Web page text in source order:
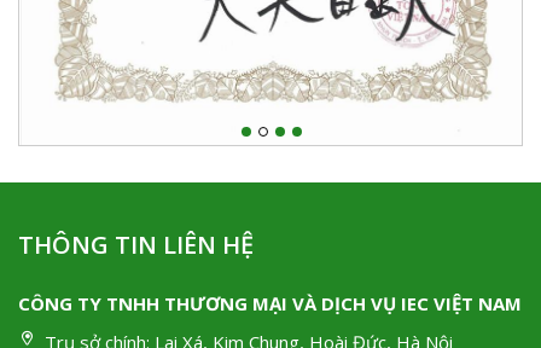
THÔNG TIN LIÊN HỆ
CÔNG TY TNHH THƯƠNG MẠI VÀ DỊCH VỤ IEC VIỆT NAM
Trụ sở chính: Lai Xá, Kim Chung, Hoài Đức, Hà Nội